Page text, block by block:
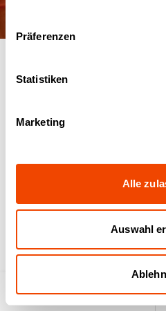
Präferenzen
Statistiken
Marketing
Alle
Auswahl
Lösung für die
müssen Speisen möglichst
akribisch, gemäß den
Patienten leckere, frische
Speisen serviert werden,
Produktsuche